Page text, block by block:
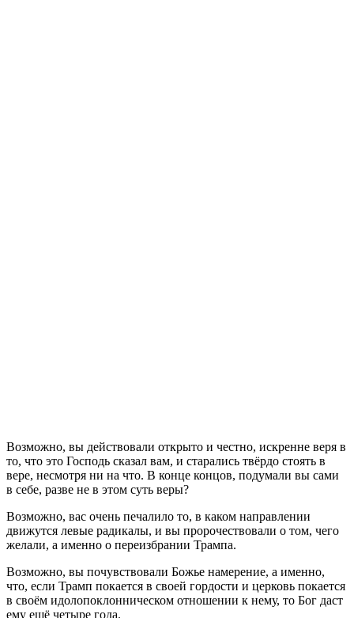
Возможно, вы действовали открыто и честно, искренне веря в
то, что это Господь сказал вам, и старались твёрдо стоять в
вере, несмотря ни на что. В конце концов, подумали вы сами
в себе, разве не в этом суть веры?
Возможно, вас очень печалило то, в каком направлении
движутся левые радикалы, и вы пророчествовали о том, чего
желали, а именно о переизбрании Трампа.
Возможно, вы почувствовали Божье намерение, а именно,
что, если Трамп покается в своей гордости и церковь покается
в своём идолопоклонническом отношении к нему, то Бог даст
ему ещё четыре года.